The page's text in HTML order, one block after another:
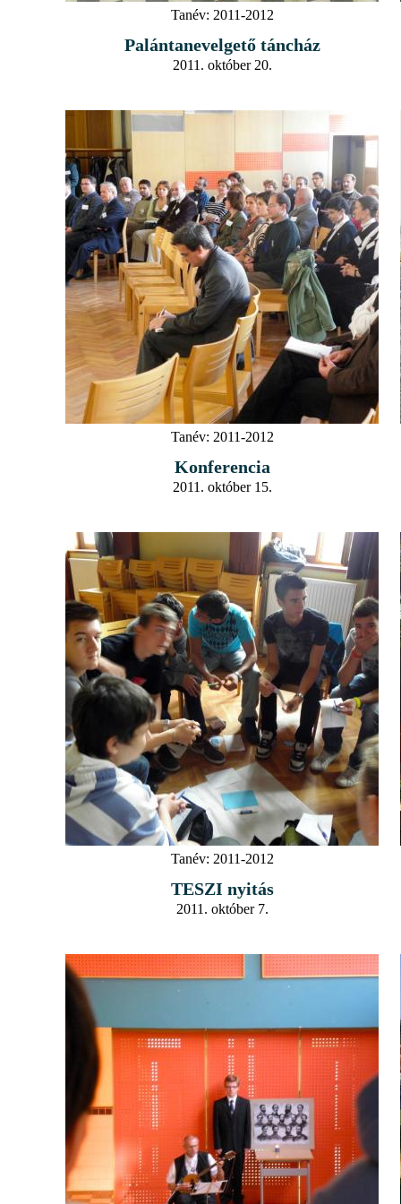
Tanév: 2011-2012
Palántanevelgető táncház
2011. október 20.
Tanév: 2011-2012
Konferencia
2011. október 15.
Tanév: 2011-2012
TESZI nyitás
2011. október 7.